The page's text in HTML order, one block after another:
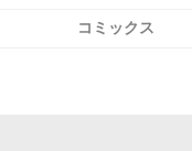
コミックス